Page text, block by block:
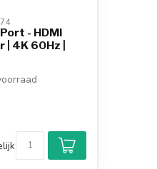
- HDMI
| 4K 60Hz |
10
Achteraf betalen